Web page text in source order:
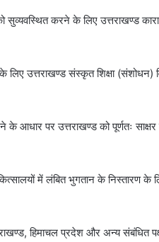
सुव्यवस्थित करने के लिए उत्तराखण्ड
लिए उत्तराखण्ड संस्कृत शिक्षा
के आधार पर उत्तराखण्ड को पूर्णतः
में लंबित भुगतान के निस्तारण के
हिमाचल प्रदेश और अन्य संबंधित